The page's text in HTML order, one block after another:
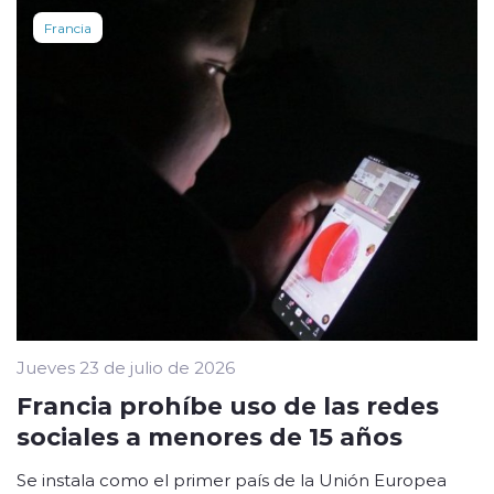
Francia
Jueves 23 de julio de 2026
Francia prohíbe uso de las redes
sociales a menores de 15 años
Se instala como el primer país de la Unión Europea